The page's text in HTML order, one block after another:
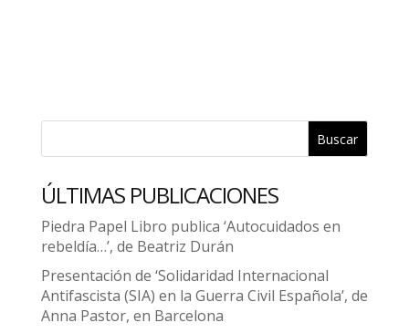
Buscar
ÚLTIMAS PUBLICACIONES
Piedra Papel Libro publica ‘Autocuidados en
rebeldía…’, de Beatriz Durán
Presentación de ‘Solidaridad Internacional
Antifascista (SIA) en la Guerra Civil Española’, de
Anna Pastor, en Barcelona